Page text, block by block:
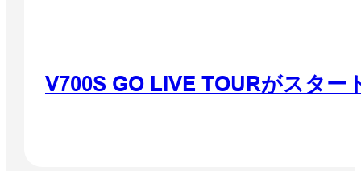
V700S GO LIVE TOURがスタ